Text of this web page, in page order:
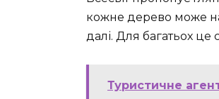
кожне дерево може
далі. Для багатьох це
Туристичне